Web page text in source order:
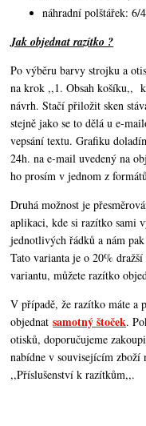
náhradní polštářek: 6/
Jak objednat razítko ?
Po výběru barvy strojku a
na krok ,,1. Obsah košíku,,
návrh. Stačí přiložit sken
stejně jako se to dělá u e-
vepsání textu. Grafiku
24h. na e-mail uvedený na
ho prosím v jednom z
Druhá možnost je
aplikaci, kde si razítko sami
jednotlivých řádků a nám
Tato varianta je o 20%
variantu, můžete razítko
V případě, že razítko máte a
objednatsamotný štoček.
otisků, doporučujeme
nabídne v souvisejícím zboží
,,Příslušenství k razítkům,,.